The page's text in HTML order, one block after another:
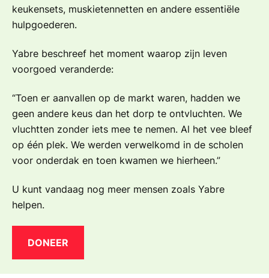
keukensets, muskietennetten en andere essentiële
hulpgoederen.
Yabre beschreef het moment waarop zijn leven
voorgoed veranderde:
“Toen er aanvallen op de markt waren, hadden we
geen andere keus dan het dorp te ontvluchten. We
vluchtten zonder iets mee te nemen. Al het vee bleef
op één plek. We werden verwelkomd in de scholen
voor onderdak en toen kwamen we hierheen.”
U kunt vandaag nog meer mensen zoals Yabre
helpen.
DONEER